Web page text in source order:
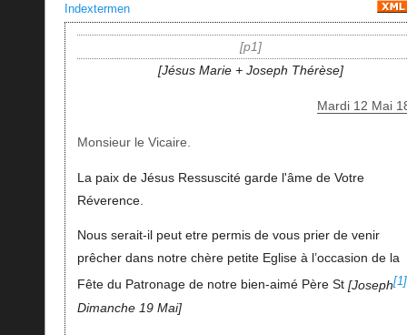
Indextermen
p1
Jésus Marie + Joseph Thérèse
Mardi 12 Mai
Monsieur le Vicaire.
La paix de Jésus Ressuscité garde l'âme de Votre
Réverence.
Nous serait-il peut etre permis de vous prier de venir
prêcher dans notre chère petite Eglise à l’occasion de la
Fête du Patronage de notre bien-aimé Père St Joseph[1]
Dimanche 19 Mai